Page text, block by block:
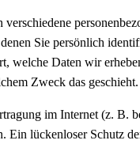
Sie persönlich
welche Daten wir
Zweck das geschieht.
im Internet (z. B.
Ein lückenloser Schutz